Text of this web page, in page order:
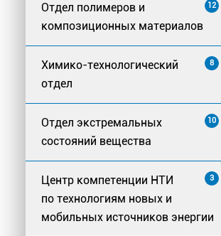
Отдел полимеров и
композиционных материалов
12
Химико-технологический
отдел
8
Отдел экстремальных
состояний вещества
10
Центр компетенции НТИ
по технологиям новых и
мобильных источников энергии
3